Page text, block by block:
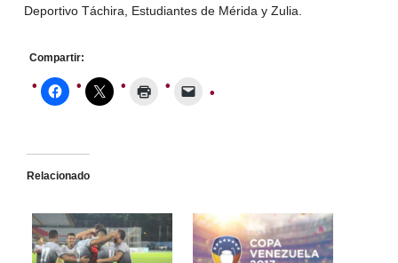
Deportivo Táchira, Estudiantes de Mérida y Zulia.
Compartir:
Relacionado